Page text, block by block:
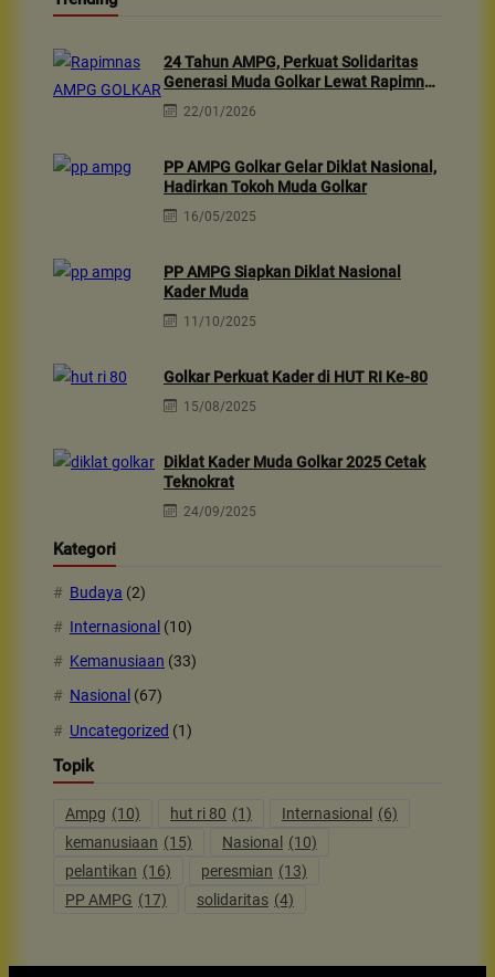
24 Tahun AMPG, Perkuat Solidaritas
Generasi Muda Golkar Lewat Rapimnas
2026 & Aksi Sosial 10rb Dhuafa
22/01/2026
PP AMPG Golkar Gelar Diklat Nasional,
Hadirkan Tokoh Muda Golkar
16/05/2025
PP AMPG Siapkan Diklat Nasional
Kader Muda
11/10/2025
Golkar Perkuat Kader di HUT RI Ke-80
15/08/2025
Diklat Kader Muda Golkar 2025 Cetak
Teknokrat
24/09/2025
Kategori
Budaya (2)
Internasional (10)
Kemanusiaan (33)
Nasional (67)
Uncategorized (1)
Topik
Ampg (10) hut ri 80 (1) Internasional
(6)
kemanusiaan (15) Nasional
(10)
pelantikan (16) peresmian (13)
PP AMPG (17) solidaritas (4)